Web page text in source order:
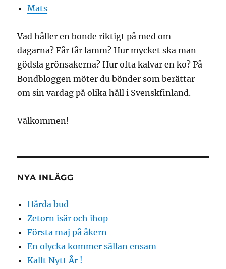
Mats
Vad håller en bonde riktigt på med om
dagarna? Får får lamm? Hur mycket ska man
gödsla grönsakerna? Hur ofta kalvar en ko? På
Bondbloggen möter du bönder som berättar
om sin vardag på olika håll i Svenskfinland.
Välkommen!
NYA INLÄGG
Hårda bud
Zetorn isär och ihop
Första maj på åkern
En olycka kommer sällan ensam
Kallt Nytt År !